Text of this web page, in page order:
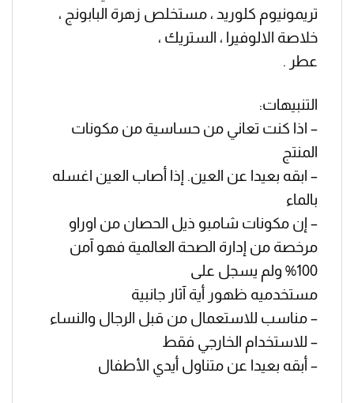
تريمونيوم كلوريد ، مستخلص زهرة البابونج ،
خلاصة الالوفيرا ، الستريك ،
عطر .
التنبيهات:
– اذا كنت تعاني من حساسية من مكونات
المنتج
– ابقه بعيدا عن العين. إذا أصاب العين اغسله
بالماء
– إن مكونات شامبو ذيل الحصان من اوراو
مرخصة من إدارة الصحة العالمية فهو آمن
100% ولم يسجل على
مستخدميه ظهور أية آثار جانبية
– مناسب للاستعمال من قبل الرجال والنساء
– للاستخدام الخارجي فقط
– أبقه بعيدا عن متناول أيدي الأطفال